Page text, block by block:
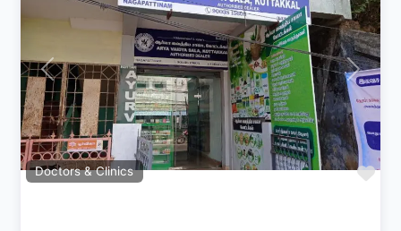
Doctors & Clinics
Previous Next